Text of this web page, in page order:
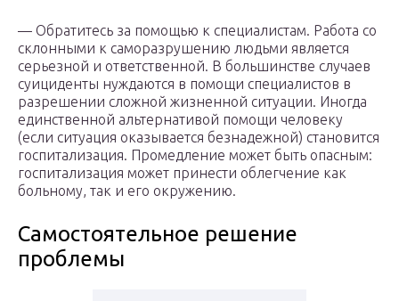
— Обратитесь за помощью к специалистам. Работа со
склонными к саморазрушению людьми является
серьезной и ответственной. В большинстве случаев
суициденты нуждаются в помощи специалистов в
разрешении сложной жизненной ситуации. Иногда
единственной альтернативой помощи человеку
(если ситуация оказывается безнадежной) становится
госпитализация. Промедление может быть опасным:
госпитализация может принести облегчение как
больному, так и его окружению.
Самостоятельное решение
проблемы